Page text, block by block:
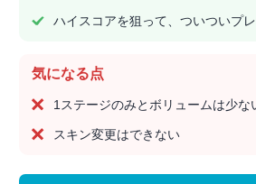
ハイスコアを狙って、ついついプ
気になる点
1ステージのみとボリュームは少な
スキン変更はできない